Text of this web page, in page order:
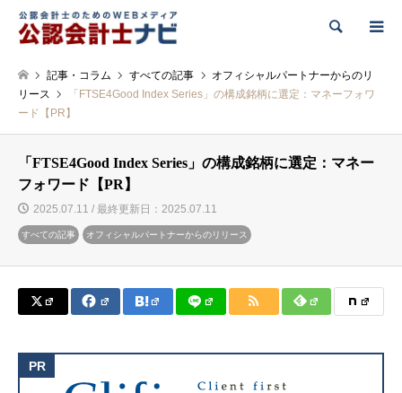
検索
記事・コラム すべての記事
オフィシャルパートナーからのリ
リース
「FTSE4Good Index Series」の構成銘柄に選定：マネーフォワ
ード【PR】
「FTSE4Good Index Series」の構成銘柄に選定：マネー
フォワード【PR】
2025.07.11 / 最終更新日：2025.07.11
すべての記事 オフィシャルパートナーからのリリース